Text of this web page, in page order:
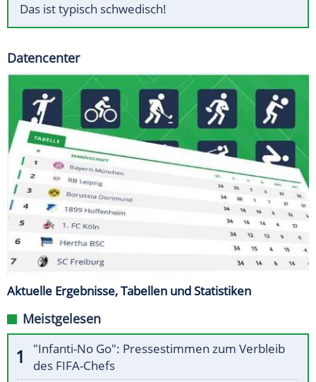
Das ist typisch schwedisch!
Datencenter
Aktuelle Ergebnisse, Tabellen und Statistiken
Meistgelesen
"Infanti-No Go": Pressestimmen zum Verbleib
des FIFA-Chefs